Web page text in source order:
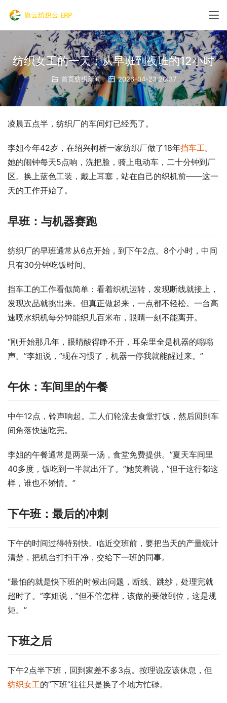
纺织女工的一天：从早班到夜班的12小时
首页纺织新闻 2026-04-23 20:37
凌晨五点半，纺织厂的车间灯已经亮了。
李姐今年42岁，在绍兴柯桥一家纺织厂做了18年挡车工。
她的闹钟每天5点响，洗把脸，骑上电动车，二十分钟到厂
区。换上蓝色工装，戴上耳塞，站在自己的织机前——这一
天的工作开始了。
早班：与机器赛跑
纺织厂的早班通常从6点开始，到下午2点。8个小时，中间
只有30分钟吃饭时间。
挡车工的工作看似简单：看着织机运转，发现断线就接上，
发现次品就挑出来。但真正做起来，一点都不轻松。一台高
速喷水织机每分钟能织几百米布，眼睛一刻不能离开。
“刚开始那几年，眼睛酸得睁不开，耳朵里全是机器的嗡嗡
声。”李姐说，”现在习惯了，机器一停我就能醒过来。”
午休：车间里的午餐
中午12点，铃声响起。工人们轮流去食堂打饭，然后回到车
间角落快速吃完。
李姐的午餐通常是两菜一汤，食堂免费提供。”夏天车间里
40多度，饭吃到一半就出汗了。”她笑着说，”但干这行都这
样，谁也不矫情。”
下午班：最后的冲刺
下午的时间过得特别快。临近交班前，要把当天的产量统计
清楚，把机台打扫干净，交给下一班的同事。
“最怕的就是快下班的时候出问题，断线、跳纱，处理完就
超时了。”李姐说，”但不管怎样，该做的要做到位，这是规
矩。”
下班之后
下午2点半下班，回到家差不多3点。按理说应该休息，但
纺织女工的”下班”往往只是换了个地方忙碌。